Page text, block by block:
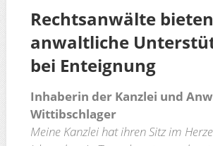
Rechtsanwälte bieten
anwaltliche
bei Enteignung
Inhaberin der Kanzlei und
Wittibschlager
Meine Kanzlei hat ihren Sitz im